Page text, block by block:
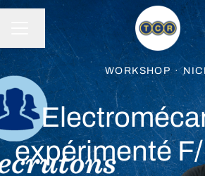
MENU CARRIÈRE
Changer la langue
WORKSHOP ·
expérimenté